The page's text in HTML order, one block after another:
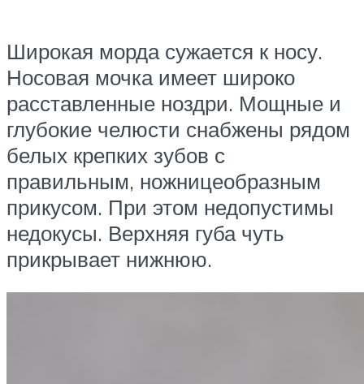
Широкая морда сужается к носу.
Носовая мочка имеет широко
расставленные ноздри. Мощные и
глубокие челюсти снабжены рядом
белых крепких зубов с
правильным, ножницеобразным
прикусом. При этом недопустимы
недокусы. Верхняя губа чуть
прикрывает нижнюю.